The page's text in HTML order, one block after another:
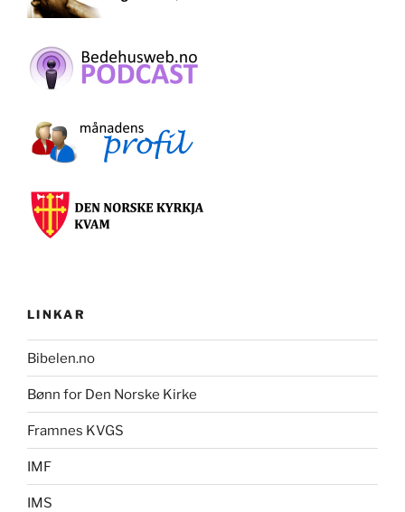
LINKAR
Bibelen.no
Bønn for Den Norske Kirke
Framnes KVGS
IMF
IMS